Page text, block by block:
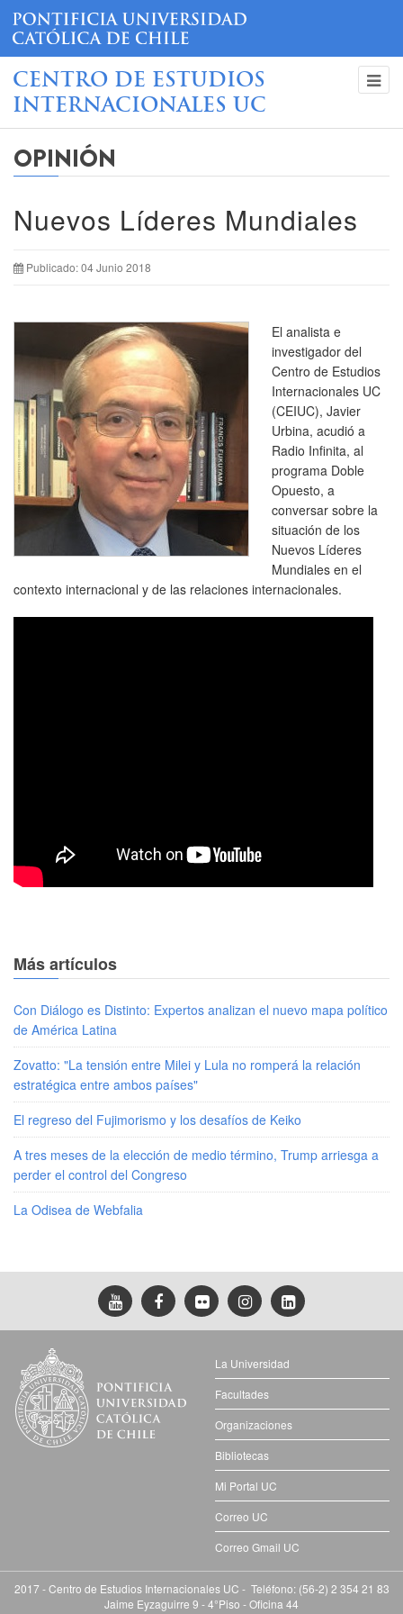
CENTRO DE ESTUDIOS
INTERNACIONALES UC
OPINIÓN
Nuevos Líderes Mundiales
Publicado: 04 Junio 2018
El analista e
investigador del
Centro de Estudios
Internacionales UC
(CEIUC), Javier
Urbina, acudió a
Radio Infinita, al
programa Doble
Opuesto, a
conversar sobre la
situación de los
Nuevos Líderes
Mundiales en el
contexto internacional y de las relaciones internacionales.
Más artículos
Con Diálogo es Distinto: Expertos analizan el nuevo mapa político
de América Latina
Zovatto: "La tensión entre Milei y Lula no romperá la relación
estratégica entre ambos países"
El regreso del Fujimorismo y los desafíos de Keiko
A tres meses de la elección de medio término, Trump arriesga a
perder el control del Congreso
La Odisea de Webfalia
La Universidad
Facultades
Organizaciones
Bibliotecas
Mi Portal UC
Correo UC
Correo Gmail UC
2017 - Centro de Estudios Internacionales UC - Teléfono: (56-2) 2 354 21 83
Jaime Eyzaguirre 9 - 4°Piso - Oficina 44